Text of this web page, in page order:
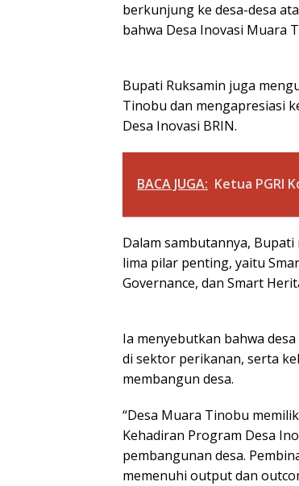
berkunjung ke desa-desa
bahwa Desa Inovasi Muara
Bupati Ruksamin juga
Tinobu dan mengapresiasi
Desa Inovasi BRIN.
BACA JUGA: Ketua PGRI
Dalam sambutannya,
lima pilar penting, yaitu
Governance, dan Smart
Ia menyebutkan bahwa
di sektor perikanan, serta
membangun desa.
“Desa Muara Tinobu
Kehadiran Program Desa
pembangunan desa.
memenuhi output dan